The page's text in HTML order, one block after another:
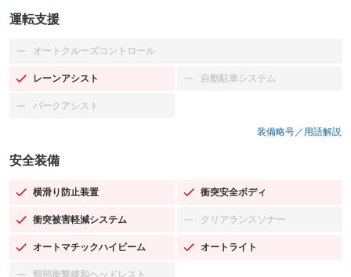
運転支援
オートクルーズコントロール
：装備なし
レーンアシスト
：装備あり 自動駐車システム
：装備なし
パークアシスト
：装備なし
装備略号／用語解説
安全装備
横滑り防止装置
：装備あり 衝突安全ボディ
：装備あり
衝突被害軽減システム
：装備あり クリアランスソナー
：装備なし
オートマチックハイビーム
：装備あり オートライト
：装備あり
頸部衝撃緩和ヘッドレスト